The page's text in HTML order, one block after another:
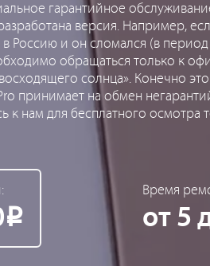
гарантийное
версия. Например,
в Россию и он сломался (в
обращаться только к
солнца». Конечно
принимает на обмен
к нам для бесплатного осмотра
Р
Время
от 5